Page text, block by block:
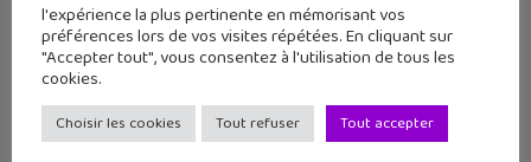
l'expérience la plus pertinente en mémorisant vos
préférences lors de vos visites répétées. En cliquant sur
"Accepter tout", vous consentez à l'utilisation de tous les
cookies.
Choisir les cookies Tout refuser Tout accepter